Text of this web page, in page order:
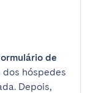
de
hóspedes
Depois,